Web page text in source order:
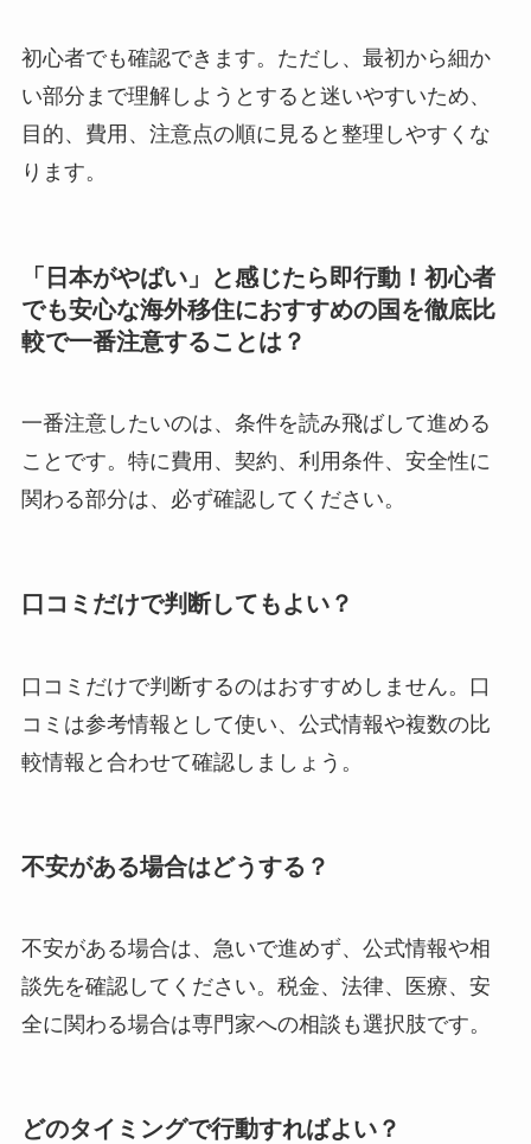
初心者でも確認できます。ただし、最初から細か
い部分まで理解しようとすると迷いやすいため、
目的、費用、注意点の順に見ると整理しやすくな
ります。
「日本がやばい」と感じたら即行動！初心者
でも安心な海外移住におすすめの国を徹底比
較で一番注意することは？
一番注意したいのは、条件を読み飛ばして進める
ことです。特に費用、契約、利用条件、安全性に
関わる部分は、必ず確認してください。
口コミだけで判断してもよい？
口コミだけで判断するのはおすすめしません。口
コミは参考情報として使い、公式情報や複数の比
較情報と合わせて確認しましょう。
不安がある場合はどうする？
不安がある場合は、急いで進めず、公式情報や相
談先を確認してください。税金、法律、医療、安
全に関わる場合は専門家への相談も選択肢です。
どのタイミングで行動すればよい？